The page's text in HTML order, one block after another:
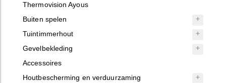
Thermovision Ayous
Buiten spelen
Tuintimmerhout
Gevelbekleding
Accessoires
Houtbescherming en verduurzaming